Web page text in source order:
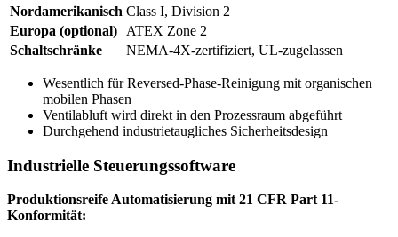
Nordamerikanisch Class I, Division 2
Europa (optional)
ATEX Zone 2
Schaltschränke
NEMA-4X-zertifiziert, UL-zugelassen
Wesentlich für Reversed-Phase-Reinigung mit organischen
mobilen Phasen
Ventilabluft wird direkt in den Prozessraum abgeführt
Durchgehend industrietaugliches Sicherheitsdesign
Industrielle Steuerungssoftware
Produktionsreife Automatisierung mit 21 CFR Part 11-
Konformität: